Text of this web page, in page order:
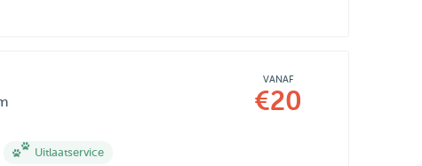
Uitlaatservice
VANAF
€20